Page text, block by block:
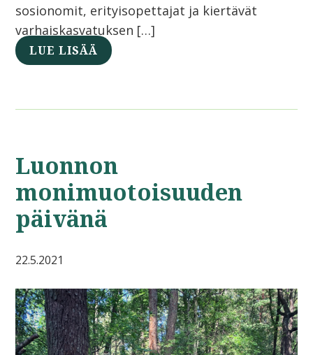
sosionomit, erityisopettajat ja kiertävät
varhaiskasvatuksen […]
LUE LISÄÄ
Luonnon
monimuotoisuuden
päivänä
22.5.2021